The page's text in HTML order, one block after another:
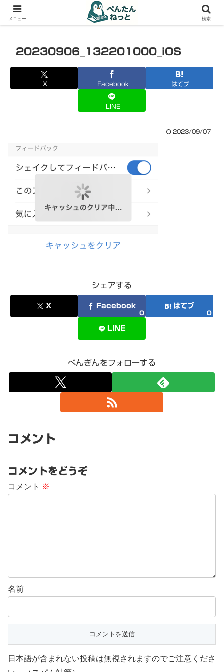
PCやガジェットの備忘録
20230906_132201000_iOS
X Facebook はてブ
LINE
2023/09/07
シェアする
X Facebook
0
はてブ
0
LINE
ぺんぎんをフォローする
コメント
コメントをどうぞ
コメント ※
名前
日本語が含まれない投稿は無視されますのでご注意くださ
メニュー 検索